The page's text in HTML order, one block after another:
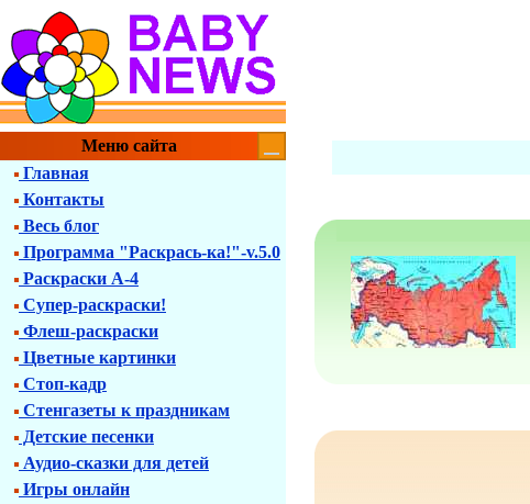
Меню сайта
Главная
Контакты
Весь блог
Программа "Раскрась-ка!"-v.5.0
Раскраски А-4
Супер-раскраски!
Флеш-раскраски
Цветные картинки
Стоп-кадр
Стенгазеты к праздникам
Детские песенки
Аудио-сказки для детей
Игры онлайн